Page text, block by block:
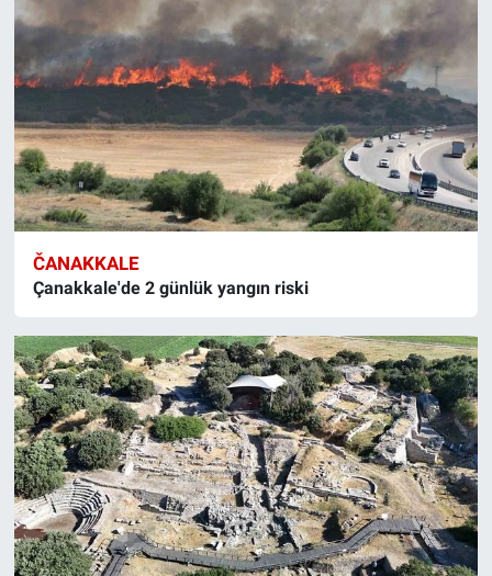
ČANAKKALE
Çanakkale'de 2 günlük yangın riski